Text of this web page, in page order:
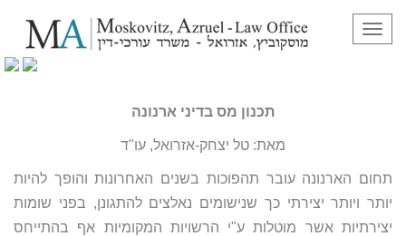
תפריט
תכנון מס בדיני ארנונה
תכנון מס בדיני ארנונה
מאת: טל יצחק-אזרואל, עו"ד
תחום הארנונה עובר תהפוכות בשנים האחרונות והופך להיות
יותר ויותר יצירתי כך שנישומים נאלצים להתגונן, בפני שומות
יצירתיות אשר מוטלות ע"י הרשויות המקומיות אף בהתייחס